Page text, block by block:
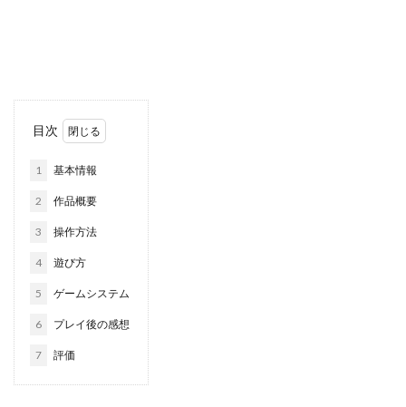
目次
1 基本情報
2 作品概要
3 操作方法
4 遊び方
5 ゲームシステム
6 プレイ後の感想
7 評価